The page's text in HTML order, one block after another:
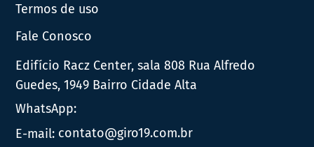
Termos de uso
Fale Conosco
Edifício Racz Center, sala 808 Rua Alfredo
Guedes, 1949 Bairro Cidade Alta
WhatsApp:
E-mail: contato@giro19.com.br